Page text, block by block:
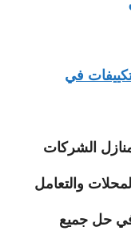
في
الشركات
والتعامل
في حل جميع